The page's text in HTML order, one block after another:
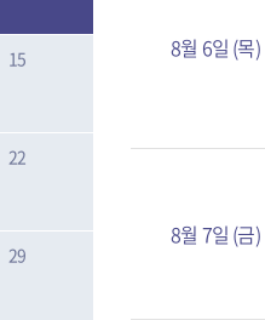
15
22
29
8월 6일 (목)
8월 7일 (금)